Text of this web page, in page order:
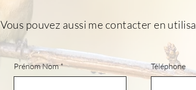
Vous pouvez aussi me contacter en
Prénom Nom Téléphone